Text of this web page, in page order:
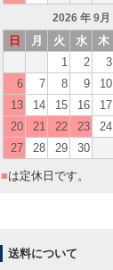
2026 年 9月
日 月 火 水 木
1
2 3
6
7 8 9 10
13
14 15 16 17
20
21 22 23 24
27
28 29 30
■は定休日です。
送料について